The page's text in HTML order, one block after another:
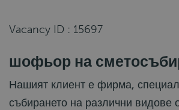
Vacancy ID : 15697
шофьор на
Нашият клиент е фирма,
събирането на различни видове